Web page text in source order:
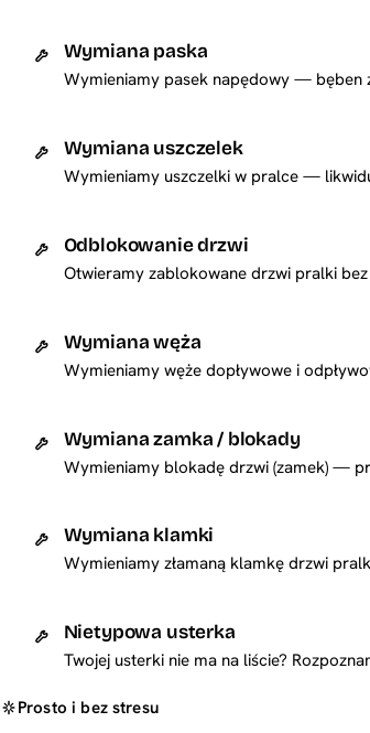
Wymiana paska
Wymieniamy pasek napędowy — bęben
Wymiana uszczelek
Wymieniamy uszczelki w pralce —
Odblokowanie drzwi
Otwieramy zablokowane drzwi pralki
Wymiana węża
Wymieniamy węże dopływowe i
Wymiana zamka / blokady
Wymieniamy blokadę drzwi (zamek) —
Wymiana klamki
Wymieniamy złamaną klamkę drzwi
Nietypowa usterka
Twojej usterki nie ma na liście?
Prosto i bez stresu